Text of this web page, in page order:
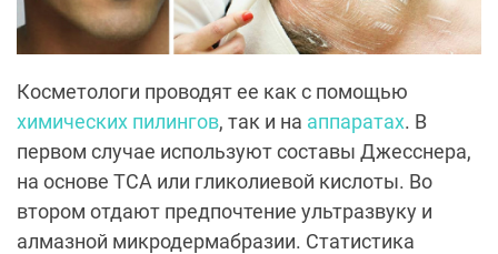
Косметологи проводят ее как с помощью
химических пилингов, так и на аппаратах. В
первом случае используют составы Джесснера,
на основе ТСА или гликолиевой кислоты. Во
втором отдают предпочтение ультразвуку и
алмазной микродермабразии. Статистика